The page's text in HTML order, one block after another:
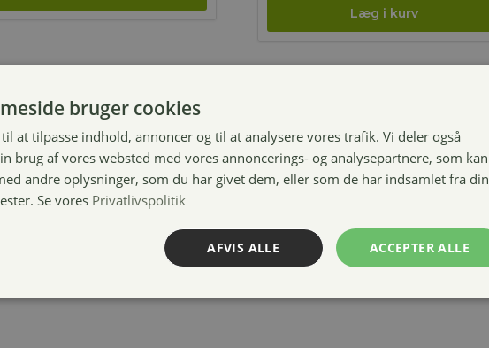
bruger cookies
at tilpasse indhold, annoncer og til at analysere vores trafik. Vi deler også
brug af vores websted med vores annoncerings- og analysepartnere, som kan
andre oplysninger, som du har givet dem, eller som de har indsamlet fra din
Se vores Privatlivspolitik
ACCEPTER ALLE
AFVIS ALLE